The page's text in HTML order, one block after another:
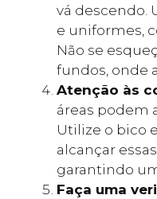
vá descendo.
e uniformes,
Não se
fundos, onde
Atenção às
áreas podem
Utilize o bico
alcançar
garantindo
Faça uma